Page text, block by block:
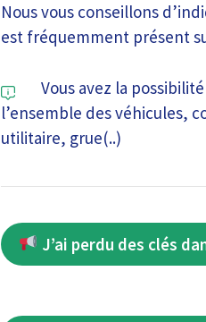
Nous vous conseillons
est fréquemment présent
Vous avez la
l’ensemble des véhicules,
utilitaire, grue(..)
J’ai perdu des clés